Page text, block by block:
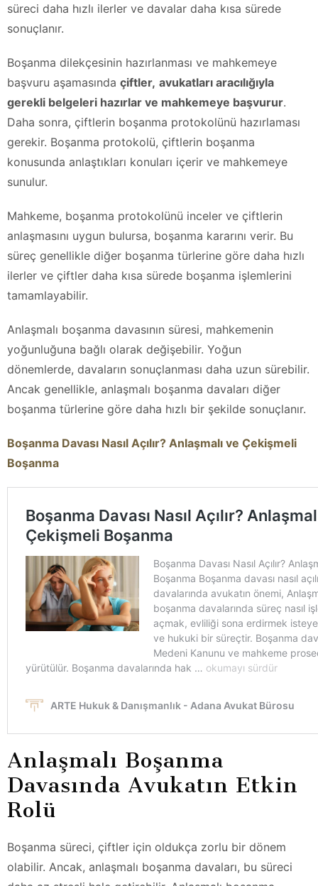
süreci daha hızlı ilerler ve davalar daha kısa sürede
sonuçlanır.
Boşanma dilekçesinin hazırlanması ve mahkemeye
başvuru aşamasında çiftler, avukatları aracılığıyla
gerekli belgeleri hazırlar ve mahkemeye başvurur.
Daha sonra, çiftlerin boşanma protokolünü hazırlaması
gerekir. Boşanma protokolü, çiftlerin boşanma
konusunda anlaştıkları konuları içerir ve mahkemeye
sunulur.
Mahkeme, boşanma protokolünü inceler ve çiftlerin
anlaşmasını uygun bulursa, boşanma kararını verir. Bu
süreç genellikle diğer boşanma türlerine göre daha hızlı
ilerler ve çiftler daha kısa sürede boşanma işlemlerini
tamamlayabilir.
Anlaşmalı boşanma davasının süresi, mahkemenin
yoğunluğuna bağlı olarak değişebilir. Yoğun
dönemlerde, davaların sonuçlanması daha uzun sürebilir.
Ancak genellikle, anlaşmalı boşanma davaları diğer
boşanma türlerine göre daha hızlı bir şekilde sonuçlanır.
Boşanma Davası Nasıl Açılır? Anlaşmalı ve Çekişmeli
Boşanma
Anlaşmalı Boşanma
Davasında Avukatın Etkin
Rolü
Boşanma süreci, çiftler için oldukça zorlu bir dönem
olabilir. Ancak, anlaşmalı boşanma davaları, bu süreci